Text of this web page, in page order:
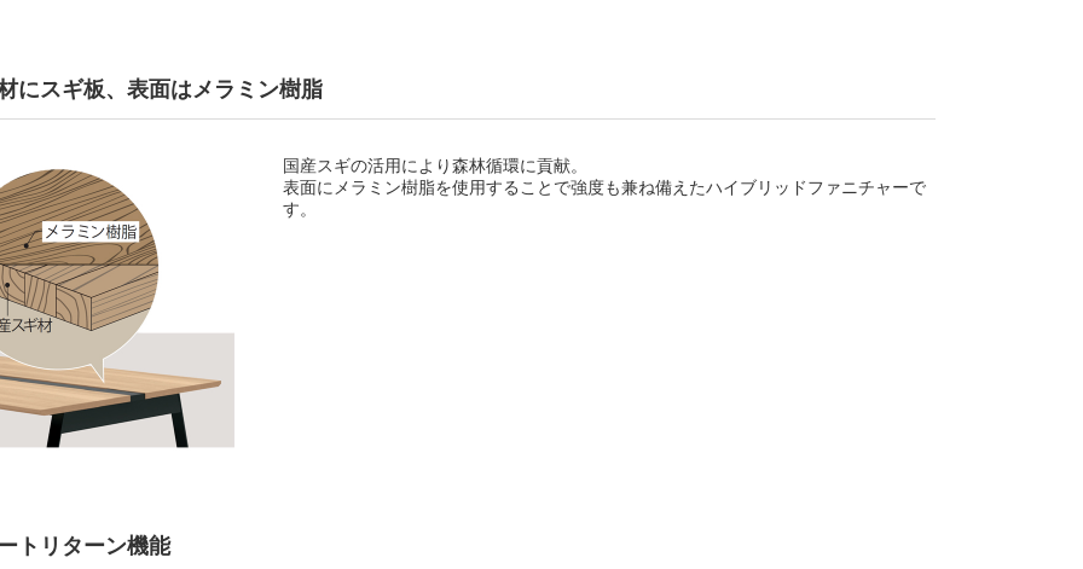
にスギ板、表面はメラミン樹脂
国産スギの活用により森林循環に貢献。
表面にメラミン樹脂を使用することで強度も兼ね備えたハイブリッドファニチャーで
す。
トリターン機能